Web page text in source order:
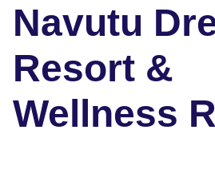
Navutu
Resort &
Wellness